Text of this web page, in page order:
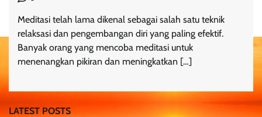
Meditasi telah lama dikenal sebagai salah satu teknik
relaksasi dan pengembangan diri yang paling efektif.
Banyak orang yang mencoba meditasi untuk
menenangkan pikiran dan meningkatkan […]
LATEST POSTS